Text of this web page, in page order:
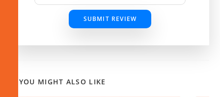
SUBMIT REVIEW
YOU MIGHT ALSO LIKE